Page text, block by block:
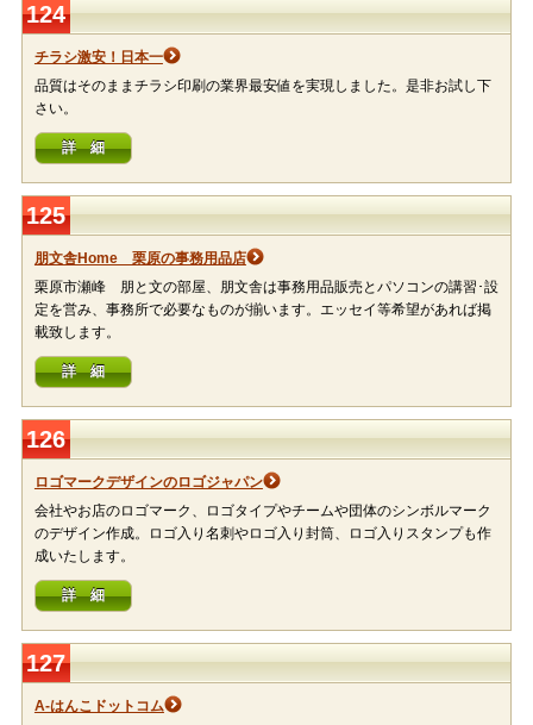
124
チラシ激安！日本一
品質はそのままチラシ印刷の業界最安値を実現しました。是非お試し下
さい。
詳 細
125
朋文舎Home 栗原の事務用品店
栗原市瀬峰 朋と文の部屋、朋文舎は事務用品販売とパソコンの講習･設
定を営み、事務所で必要なものが揃います。エッセイ等希望があれば掲
載致します。
詳 細
126
ロゴマークデザインのロゴジャパン
会社やお店のロゴマーク、ロゴタイプやチームや団体のシンボルマーク
のデザイン作成。ロゴ入り名刺やロゴ入り封筒、ロゴ入りスタンプも作
成いたします。
詳 細
127
A-はんこドットコム